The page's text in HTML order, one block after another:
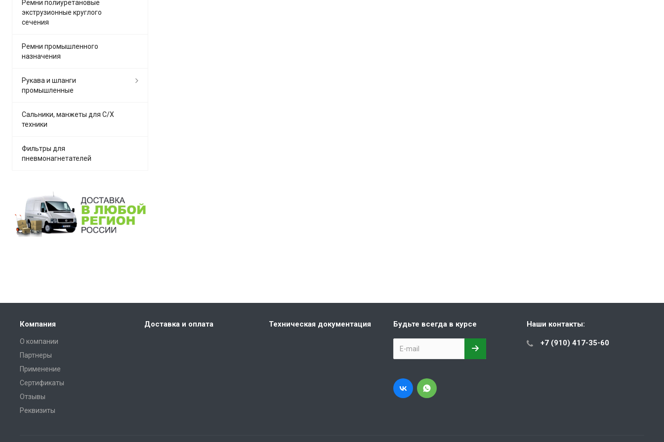
Ремни полиуретановые
экструзионные круглого
сечения
Ремни промышленного
назначения
Рукава и шланги
промышленные
Сальники, манжеты для С/Х
техники
Фильтры для
пневмонагнетателей
Компания
О компании
Партнеры
Применение
Сертификаты
Отзывы
Реквизиты
Доставка и оплата Техническая документация Будьте всегда в курсе Наши контакты:
+7 (910) 417-35-60